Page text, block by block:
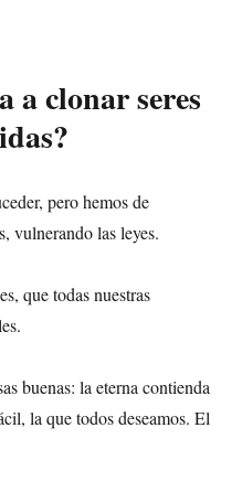
a clonar seres
pero hemos de
vulnerando las leyes.
que todas nuestras
buenas: la eterna contienda
la que todos deseamos. El